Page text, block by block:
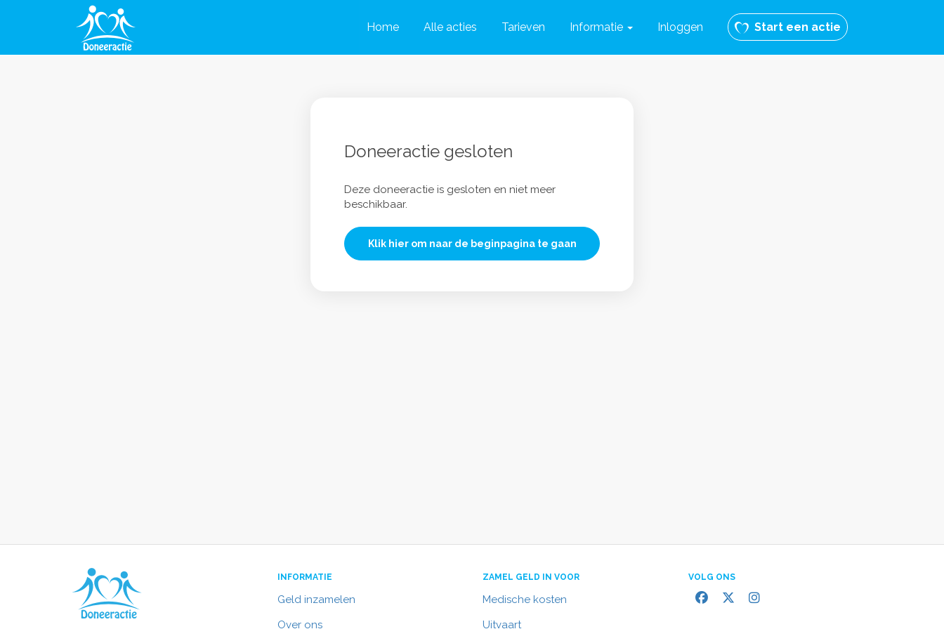
Home Alle acties Tarieven Informatie Inloggen Start een actie
Doneeractie gesloten
Deze doneeractie is gesloten en niet meer
beschikbaar.
Klik hier om naar de beginpagina te gaan
INFORMATIE
Geld inzamelen
Over ons
ZAMEL GELD IN VOOR
Medische kosten
Uitvaart
VOLG ONS